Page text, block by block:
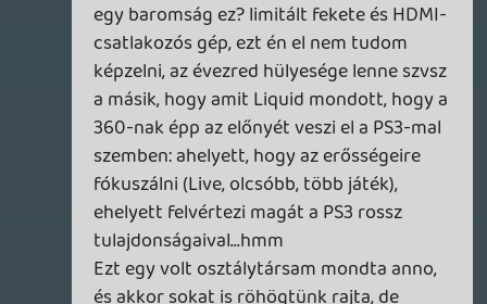
Tényleg zárásképp:
Egy dolgot tisztázzunk, ugyanolyan
játékos vagyok, mint mindenki más.
Csak azért mert piros a nevem, nem
fogom állandóan az összes gépet
favorizálni (de utálni sem fogom egyiket
Az életvitelembe pillanatnyilag egy gép fér
bele, ami jelenleg a psp, sokban
köszönhető ez multimédiás
tulajdonságainak is.
Majd átváltok máskor DS-re, pontosan
akkor, amikor elér hozzám a rá készülő
Must Have Front Mission.